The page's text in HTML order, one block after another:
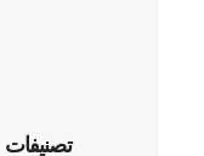
تصنيفات